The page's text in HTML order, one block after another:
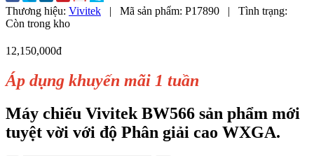
Thương hiệu: Vivitek | Mã sản phẩm: P17890 |
Tình trạng:
Còn trong kho
12,150,000đ
Áp dụng khuyến mãi 1 tuần
Máy chiếu Vivitek BW566 sản phẩm mới
tuyệt vời với độ Phân giải cao WXGA.